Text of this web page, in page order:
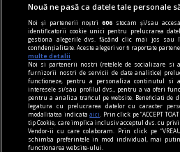
Lech Walesa, din istorie și
Stocul pare limitat, istoria
Mihaela SIMINA
Nouă ne pasă ca datele tale personale
Noi și partenerii noștri606 stocăm și/sau
identificatorii cookie unici pentru prelucrarea
gestiona alegerile dvs. făcând clic mai jos sau
confidențialitate. Aceste alegeri vor fi raportate
multe detalii
Noi si partenerii nostri (retelele de socializare si
furnizorii nostri de servicii de date analitice)
functioneze, pentru a personaliza continutul si
interesele si/sau profilul dvs., pentru a va oferi
pentru a analiza traficul pe website. Beneficiati de
legatura cu prelucrarea datelor cu caracter
modalitatea indicataaici
. Prin click pe “ACCEPT
tip Cookie, care implica inclusiv acceptul dvs. cu
Vendor-ii cu care colaboram. Prin click pe
schimba preferintele in mod individual, mai putin
functionarea website-ului.